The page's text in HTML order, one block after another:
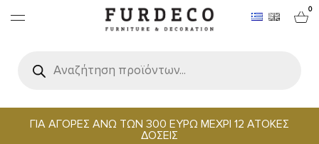
0
search
ΓΙΑ ΑΓΟΡΕΣ ΑΝΩ ΤΩΝ 300 ΕΥΡΩ ΜΕΧΡΙ 12 ΑΤΟΚΕΣ
ΔΟΣΕΙΣ
ΕΠΙΠΛΑ
ΧΑΛΙΑ